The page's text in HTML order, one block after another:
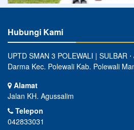
Hubungi Kami
UPTD SMAN 3 POLEWALI | SULBAR
Darma Kec. Polewali Kab. Polewali
Alamat
Jalan KH. Agussalim
Telepon
042833031